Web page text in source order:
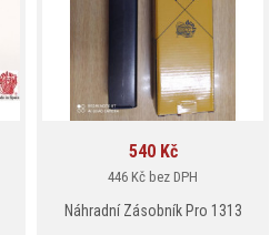
Cena
540 Kč
446 Kč bez DPH
Náhradní Zásobník Pro 1313